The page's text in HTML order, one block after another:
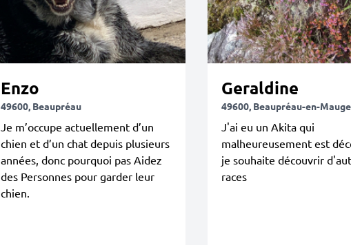
Enzo
49600, Beaupréau
Je m’occupe actuellement d’un
chien et d’un chat depuis plusieurs
années, donc pourquoi pas Aidez
des Personnes pour garder leur
chien.
Geraldine
49600, Beaupréau-en-
J'ai eu un Akita qui
malheureusement est
je souhaite découvrir
races